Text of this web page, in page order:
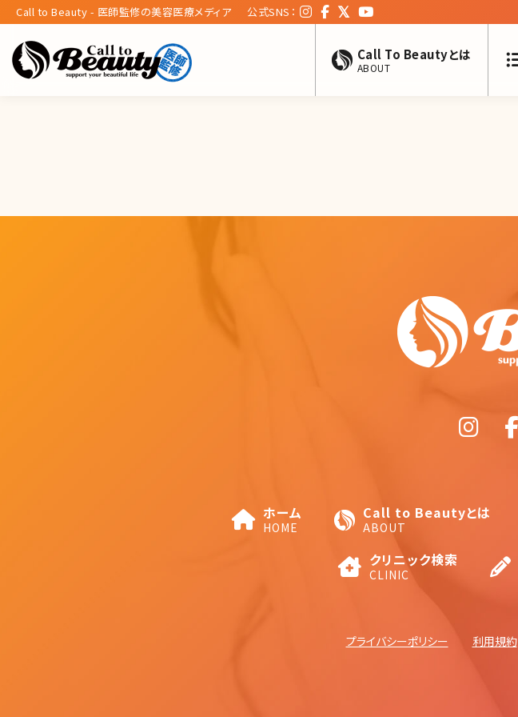
Call to Beauty - 医師監修の美容医療メディア 公式SNS：
Call To Beautyとは
ABOUT
ホーム
HOME
Call to Beautyとは
ABOUT
クリニック検索
CLINIC
プライバシーポリシー 利用規約